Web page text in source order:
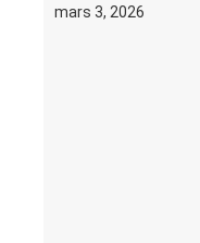
mars 3, 2026